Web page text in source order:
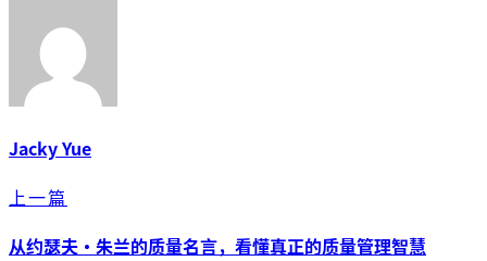
Jacky Yue
上一篇
从约瑟夫・朱兰的质量名言，看懂真正的质量管理智慧